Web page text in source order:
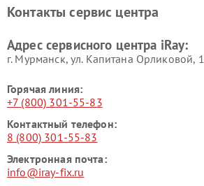
Контакты сервис центра
Адрес сервисного центра iRay:
г. Мурманск, ул. Капитана Орликовой,
Горячая линия:
+7 (800) 301-55-83
Контактный телефон:
8 (800) 301-55-83
Электронная почта:
info@iray-fix.ru